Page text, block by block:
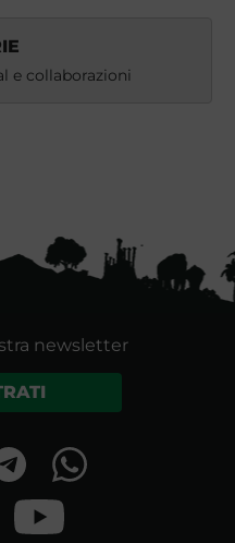
e collaborazioni
newsletter